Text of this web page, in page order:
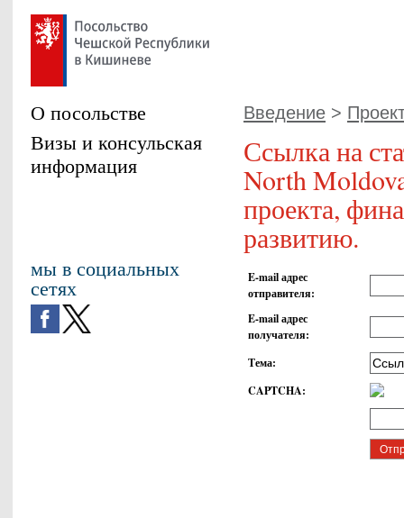
Введение >
Ссылка на
North
проекта,
развитию.
E-mail адрес
отправителя:
E-mail адрес
получателя:
Тема:
CAPTCHA:
О посольстве
Визы и консульская
информация
мы в социальных
сетях